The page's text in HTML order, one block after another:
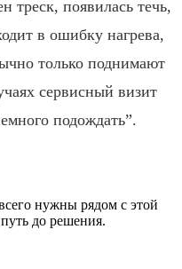
треск, появилась течь,
в ошибку нагрева,
только поднимают
сервисный визит
подождать”.
нужны рядом с этой
до решения.